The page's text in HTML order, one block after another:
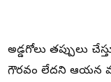
అడ్డగోలు తప్పులు
గౌరవం లేదని ఆయన